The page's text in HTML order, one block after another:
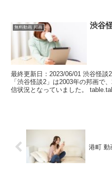
無料動画 邦画 渋谷
最終更新日：2023/06/01 渋谷怪談
「渋谷怪談2」は2003年の邦画で
信状況となっていました。
港町 動